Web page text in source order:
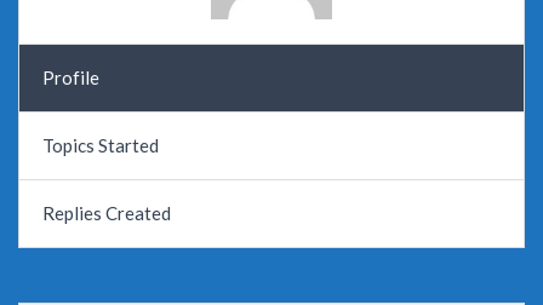
Profile
Topics Started
Replies Created